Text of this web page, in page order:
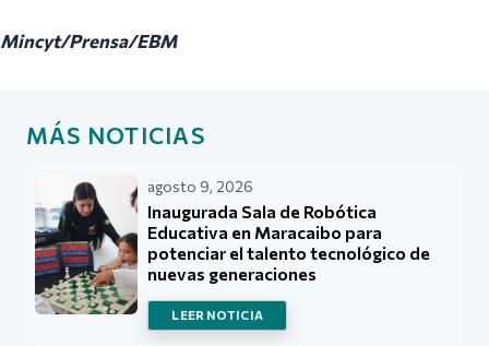
Mincyt/Prensa/EBM
MÁS NOTICIAS
agosto 9, 2026
Inaugurada Sala de Robótica
Educativa en Maracaibo para
potenciar el talento tecnológico de
nuevas generaciones
LEER NOTICIA